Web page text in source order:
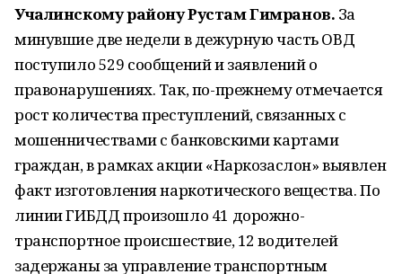
Учалинскому району Рустам Гимранов. За
минувшие две недели в дежурную часть ОВД
поступило 529 сообщений и заявлений о
правонарушениях. Так, по-прежнему отмечается
рост количества преступлений, связанных с
мошенничествами с банковскими картами
граждан, в рамках акции «Наркозаслон» выявлен
факт изготовления наркотического вещества. По
линии ГИБДД произошло 41 дорожно-
транспортное происшествие, 12 водителей
задержаны за управление транспортным